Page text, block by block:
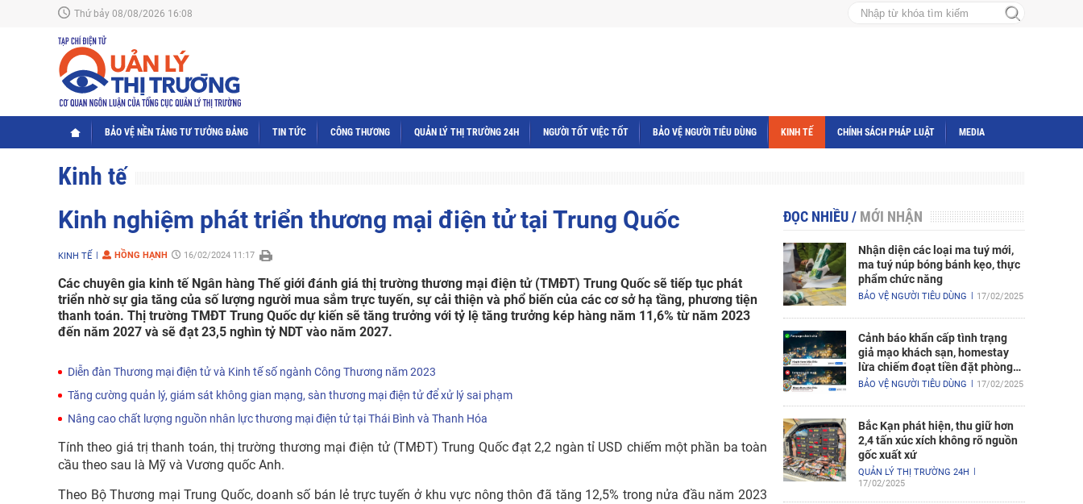
Thứ bảy 08/08/2026 16:08
BẢO VỆ NỀN TẢNG TƯ TƯỞNG ĐẢNG TIN TỨC CÔNG THƯƠNG QUẢN LÝ THỊ TRƯỜNG 24H NGƯỜI TỐT VIỆC TỐT BẢO VỆ NGƯỜI TIÊU DÙNG KINH TẾ CHÍNH SÁCH PHÁP LUẬT MEDIA
Kinh tế
Kinh nghiệm phát triển thương mại điện tử tại Trung Quốc
KINH TẾ HỒNG HẠNH 16/02/2024 11:17
Các chuyên gia kinh tế Ngân hàng Thế giới đánh giá thị trường thương mại điện tử (TMĐT) Trung Quốc sẽ tiếp tục phát
triển nhờ sự gia tăng của số lượng người mua sắm trực tuyến, sự cải thiện và phổ biến của các cơ sở hạ tầng, phương tiện
thanh toán. Thị trường TMĐT Trung Quốc dự kiến sẽ tăng trưởng với tỷ lệ tăng trưởng kép hàng năm 11,6% từ năm 2023
đến năm 2027 và sẽ đạt 23,5 nghìn tỷ NDT vào năm 2027.
Diễn đàn Thương mại điện tử và Kinh tế số ngành Công Thương năm 2023
Tăng cường quản lý, giám sát không gian mạng, sàn thương mại điện tử để xử lý sai phạm
Nâng cao chất lượng nguồn nhân lực thương mại điện tử tại Thái Bình và Thanh Hóa
Tính theo giá trị thanh toán, thị trường thương mại điện tử (TMĐT) Trung Quốc đạt 2,2 ngàn tỉ USD chiếm một phần ba toàn
cầu theo sau là Mỹ và Vương quốc Anh.
Theo Bộ Thương mại Trung Quốc, doanh số bán lẻ trực tuyến ở khu vực nông thôn đã tăng 12,5% trong nửa đầu năm 2023
ĐỌC NHIỀU/ MỚI NHẬN
Nhận diện các loại ma tuý mới,
ma tuý núp bóng bánh kẹo, thực
phẩm chức năng
BẢO VỆ NGƯỜI TIÊU DÙNG 17/02/2025
Cảnh báo khẩn cấp tình trạng
giả mạo khách sạn, homestay
lừa chiếm đoạt tiền đặt phòng
nghỉ
BẢO VỆ NGƯỜI TIÊU DÙNG 17/02/2025
Bắc Kạn phát hiện, thu giữ hơn
2,4 tấn xúc xích không rõ nguồn
gốc xuất xứ
QUẢN LÝ THỊ TRƯỜNG 24H
17/02/2025